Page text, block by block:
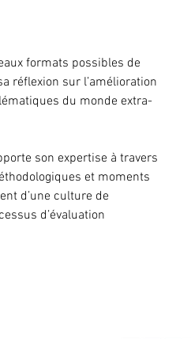
formats possibles de
réflexion sur l’amélioration
du monde extra-
son expertise à travers
et moments
d’une culture de
d’évaluation